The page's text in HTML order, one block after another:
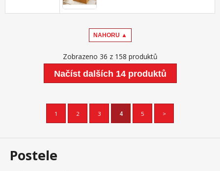
NAHORU ▲
Zobrazeno 36 z 158 produktů
Načíst dalších 14 produktů
1 2 3 4 5 >
Postele